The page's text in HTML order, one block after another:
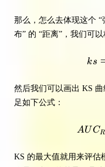
那么，怎么去体现这个
布” 的 “距离”，我们可以
ks =
然后我们可以画出 KS 曲
足如下公式：
AUCR
KS 的最大值就用来评估